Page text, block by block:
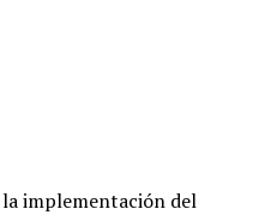
implementación del